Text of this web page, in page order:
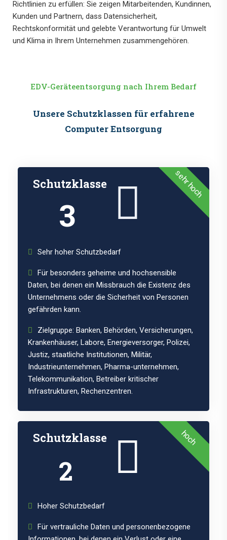
Richtlinien zu erfüllen: Sie zeigen Mitarbeitenden, Kundinnen,
Kunden und Partnern, dass Datensicherheit,
Rechtskonformität und gelebte Verantwortung für Umwelt
und Klima in Ihrem Unternehmen zusammengehören.
EDV-Geräteentsorgung nach Ihrem Bedarf
Unsere Schutzklassen für erfahrene
Computer Entsorgung
sehr hoch
Schutzklasse
3
Sehr hoher Schutzbedarf
Für besonders geheime und hochsensible
Daten, bei denen ein Missbrauch die Existenz des
Unternehmens oder die Sicherheit von Personen
gefährden kann.
Zielgruppe: Banken, Behörden, Versicherungen,
Krankenhäuser, Labore, Energieversorger, Polizei,
Justiz, staatliche Institutionen, Militär,
Industrieunternehmen, Pharma-unternehmen,
Telekommunikation, Betreiber kritischer
Infrastrukturen, Rechenzentren.
hoch
Schutzklasse
2
Hoher Schutzbedarf
Für vertrauliche Daten und personenbezogene